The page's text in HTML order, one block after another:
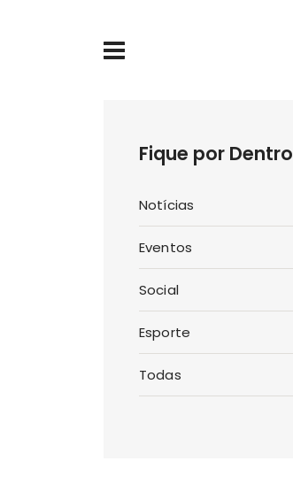
Fique por Dentro
Notícias
Eventos
Social
Esporte
Todas